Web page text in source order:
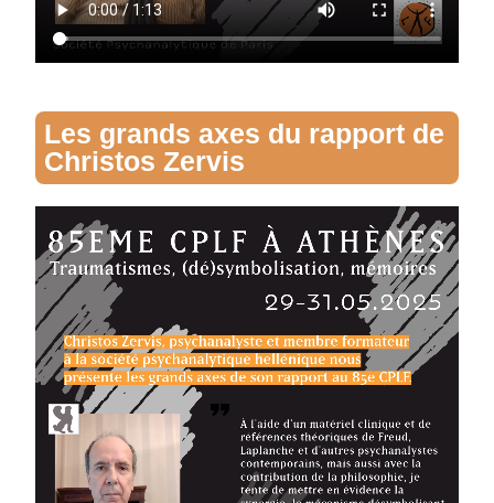
Les grands axes du rapport de
Christos Zervis